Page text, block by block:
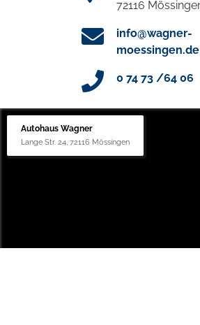
72116
info@wagner-
moessingen.de
0 74 73 /64 06
Autohaus Wagner
Lange Str. 24, 72116 Mössingen